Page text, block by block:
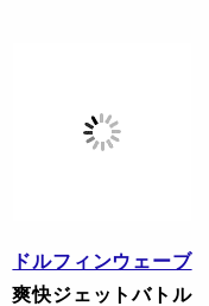
ドルフィンウェーブ
爽快ジェットバトル